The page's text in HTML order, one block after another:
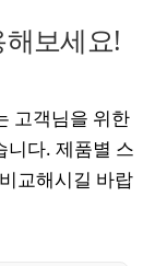
보세요!
고객님을 위한
니다. 제품별 스
교해시길 바랍